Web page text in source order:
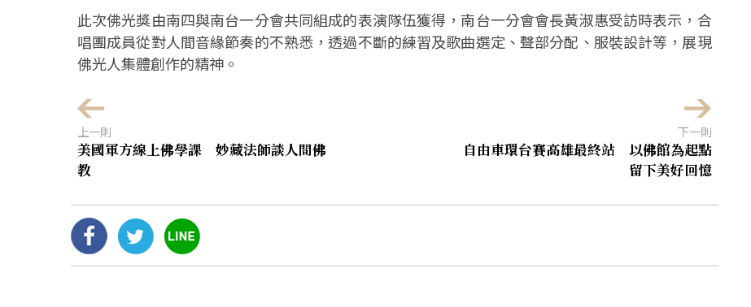
此次佛光獎由南四與南台一分會共同組成的表演隊伍獲得，南台一分會會長黃淑惠受訪時表示，合
唱團成員從對人間音緣節奏的不熟悉，透過不斷的練習及歌曲選定、聲部分配、服裝設計等，展現
佛光人集體創作的精神。
上一則
美國軍方線上佛學課 妙藏法師談人間佛
教
下一則
自由車環台賽高雄最終站 以佛館為起點
留下美好回憶